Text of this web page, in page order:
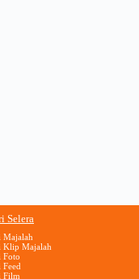
Selera
Majalah
Klip Majalah
Foto
Feed
Film